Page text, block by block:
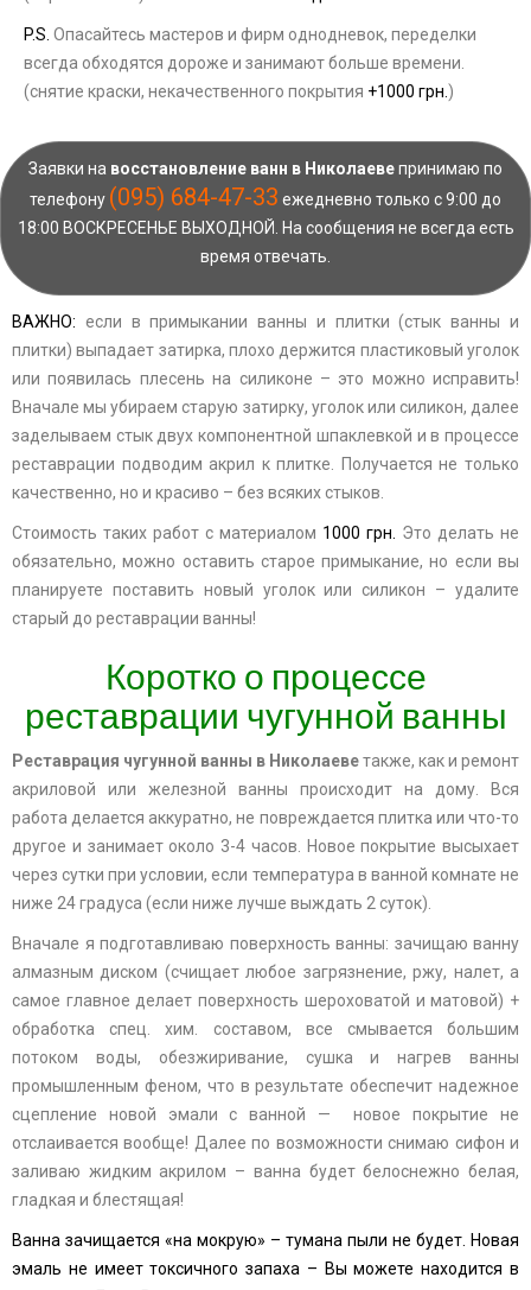
P.S. Опасайтесь мастеров и фирм однодневок, переделки
всегда обходятся дороже и занимают больше времени.
(снятие краски, некачественного покрытия +1000 грн. )
Заявки на восстановление ванн в Николаевепринимаю по
телефону (095) 684-47-33 ежедневно только с 9:00 до
18:00 ВОСКРЕСЕНЬЕ ВЫХОДНОЙ. На сообщения не всегда есть
время отвечать.
ВАЖНО: если в примыкании ванны и плитки (стык ванны и
плитки) выпадает затирка, плохо держится пластиковый уголок
или появилась плесень на силиконе – это можно исправить!
Вначале мы убираем старую затирку, уголок или силикон, далее
заделываем стык двух компонентной шпаклевкой и в процессе
реставрации подводим акрил к плитке. Получается не только
качественно, но и красиво – без всяких стыков.
Стоимость таких работ с материалом 1000 грн.
Это делать не
обязательно, можно оставить старое примыкание, но если вы
планируете поставить новый уголок или силикон – удалите
старый до реставрации ванны!
Коротко о процессе
реставрации чугунной ванны
Реставрация чугунной ванны в Николаеветакже, как и ремонт
акриловой или железной ванны происходит на дому. Вся
работа делается аккуратно, не повреждается плитка или что-то
другое и занимает около 3-4 часов. Новое покрытие высыхает
через сутки при условии, если температура в ванной комнате не
ниже 24 градуса (если ниже лучше выждать 2 суток).
Вначале я подготавливаю поверхность ванны: зачищаю ванну
алмазным диском (счищает любое загрязнение, ржу, налет, а
самое главное делает поверхность шероховатой и матовой) +
обработка спец. хим. составом, все смывается большим
потоком воды, обезжиривание, сушка и нагрев ванны
промышленным феном, что в результате обеспечит надежное
сцепление новой эмали с ванной — новое покрытие не
отслаивается вообще! Далее по возможности снимаю сифон и
заливаю жидким акрилом – ванна будет белоснежно белая,
гладкая и блестящая!
Ванна зачищается «на мокрую» – тумана пыли не будет. Новая
эмаль не имеет токсичного запаха – Вы можете находится в